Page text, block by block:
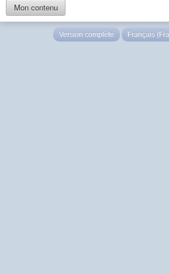
Mon contenu
Version complète Français